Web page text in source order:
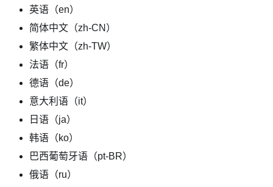
英语（en）
简体中文（zh-CN）
繁体中文（zh-TW）
法语（fr）
德语（de）
意大利语（it）
日语（ja）
韩语（ko）
巴西葡萄牙语（pt-BR）
俄语（ru）